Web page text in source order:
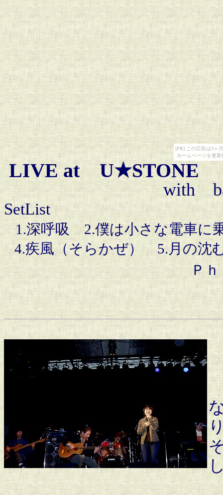
[PR] この広告は3ヶ
ホームページを更
LIVE at U★STONE
with
SetList
1.深呼吸 2.僕は小さな電車
4.疾風（そらかぜ） 5.月の沈
Ｐ